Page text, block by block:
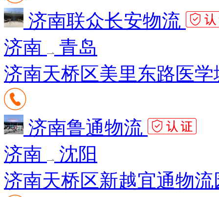
济南联众长安物流
济南
青岛
济南天桥区美里东路医
济南鲁通物流
济南
沈阳
济南天桥区新越宜通物流